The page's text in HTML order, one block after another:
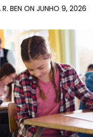
BEN ON JUNHO 9, 2026